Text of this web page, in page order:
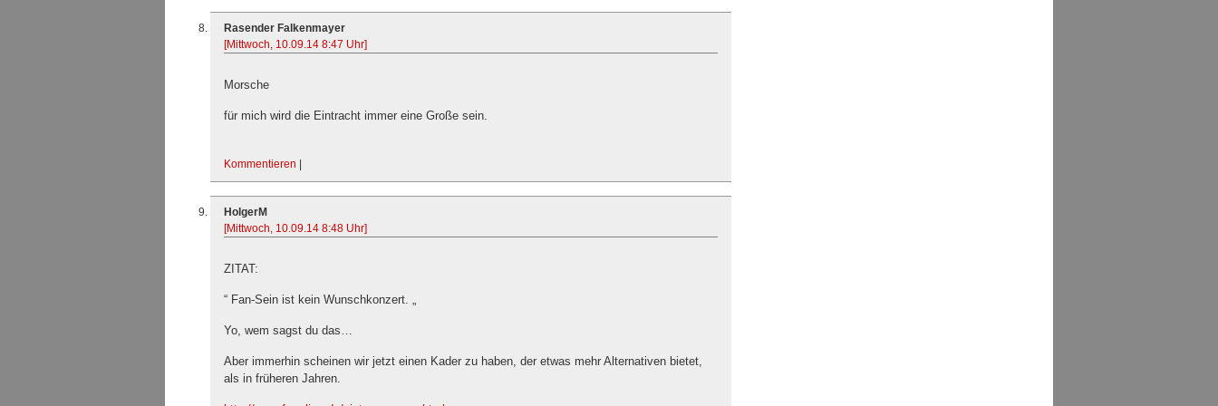
Rasender Falkenmayer
[Mittwoch, 10.09.14 8:47 Uhr]
Morsche
für mich wird die Eintracht immer eine Große sein.
Kommentieren |
HolgerM
[Mittwoch, 10.09.14 8:48 Uhr]
ZITAT:
“ Fan-Sein ist kein Wunschkonzert. „
Yo, wem sagst du das…
Aber immerhin scheinen wir jetzt einen Kader zu haben, der etwas mehr Alternativen bietet,
als in früheren Jahren.